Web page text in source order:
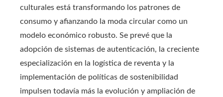
culturales está transformando los patrones de
consumo y afianzando la moda circular como un
modelo económico robusto. Se prevé que la
adopción de sistemas de autenticación, la creciente
especialización en la logística de reventa y la
implementación de políticas de sostenibilidad
impulsen todavía más la evolución y ampliación de